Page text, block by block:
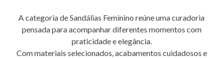
A categoria de Sandálias Feminino reúne uma curadoria
pensada para acompanhar diferentes momentos com
praticidade e elegância.
Com materiais selecionados, acabamentos cuidadosos e